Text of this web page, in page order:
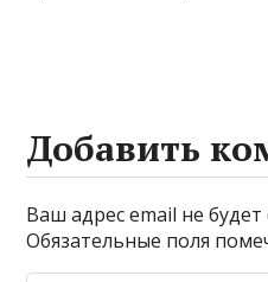
Добавить
Ваш адрес email не
Обязательные поля